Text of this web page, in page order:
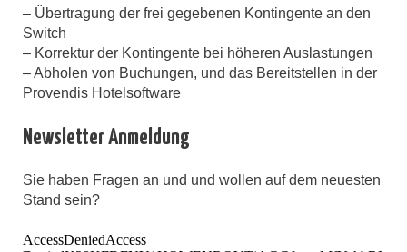
– Übertragung der frei gegebenen Kontingente an den
Switch
– Korrektur der Kontingente bei höheren Auslastungen
– Abholen von Buchungen, und das Bereitstellen in der
Provendis Hotelsoftware
Newsletter Anmeldung
Sie haben Fragen an und und wollen auf dem neuesten
Stand sein?